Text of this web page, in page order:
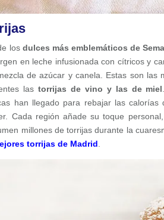
los dulces más emblemáticos de
en leche infusionada con cítricos y
de azúcar y canela. Estas son las
lastorrijas de vino y las de miel
han llegado para rebajar las
Cada región añade su toque
millones de torrijas durante la
torrijas de Madrid.